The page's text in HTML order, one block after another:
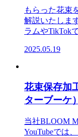
もらった花束
解説いたしま
ラムやTikTok
2025.05.19
花束保存加
ターブーケ
当社BLOOM
YouTubeでは